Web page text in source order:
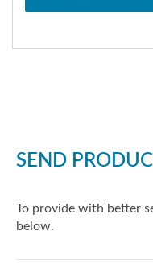
encendido...